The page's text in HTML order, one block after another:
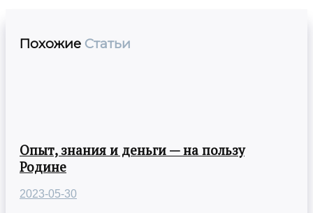
Похожие Статьи
Опыт, знания и деньги — на пользу
Родине
2023-05-30